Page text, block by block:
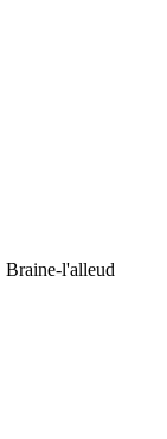
Braine-l'alleud